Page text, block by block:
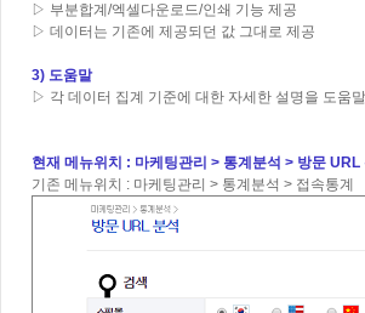
▷ 부분합계/엑셀다운로드/인쇄 기능 제공
▷ 데이터는 기존에 제공되던 값 그대로 제공
3) 도움말
▷ 각 데이터 집계 기준에 대한 자세한 설명을 도움
현재 메뉴위치 : 마케팅관리 > 통계분석 > 방문 URL
기존 메뉴위치 : 마케팅관리 > 통계분석 > 접속통계